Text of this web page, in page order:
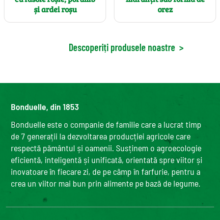
și ardei roșu
orez
Descoperiți produsele noastre >
Bonduelle, din 1853
Bonduelle este o companie de familie care a lucrat timp
de 7 generații la dezvoltarea producției agricole care
respectă pământul și oamenii. Susținem o agroecologie
eficientă, inteligentă și unificată, orientată spre viitor și
inovatoare în fiecare zi, de pe câmp în farfurie, pentru a
crea un viitor mai bun prin alimente pe bază de legume.